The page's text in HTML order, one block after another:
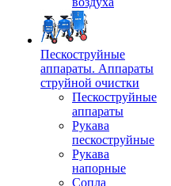
Пескоструйные
аппараты. Аппараты
струйной очистки
Пескоструйные
аппараты
Рукава
пескоструйные
Рукава
напорные
Сопла